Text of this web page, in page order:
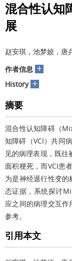
混合性认知
展
赵安琪，池梦姣，唐
作者信息 +
History +
摘要
混合性认知障碍（
知障碍（VCI）共同
见的病理表现，既往
面积梗死，而VCI患
为是神经退行性变
态证据，系统探讨
应之间的病理交互
参考。
引用本文